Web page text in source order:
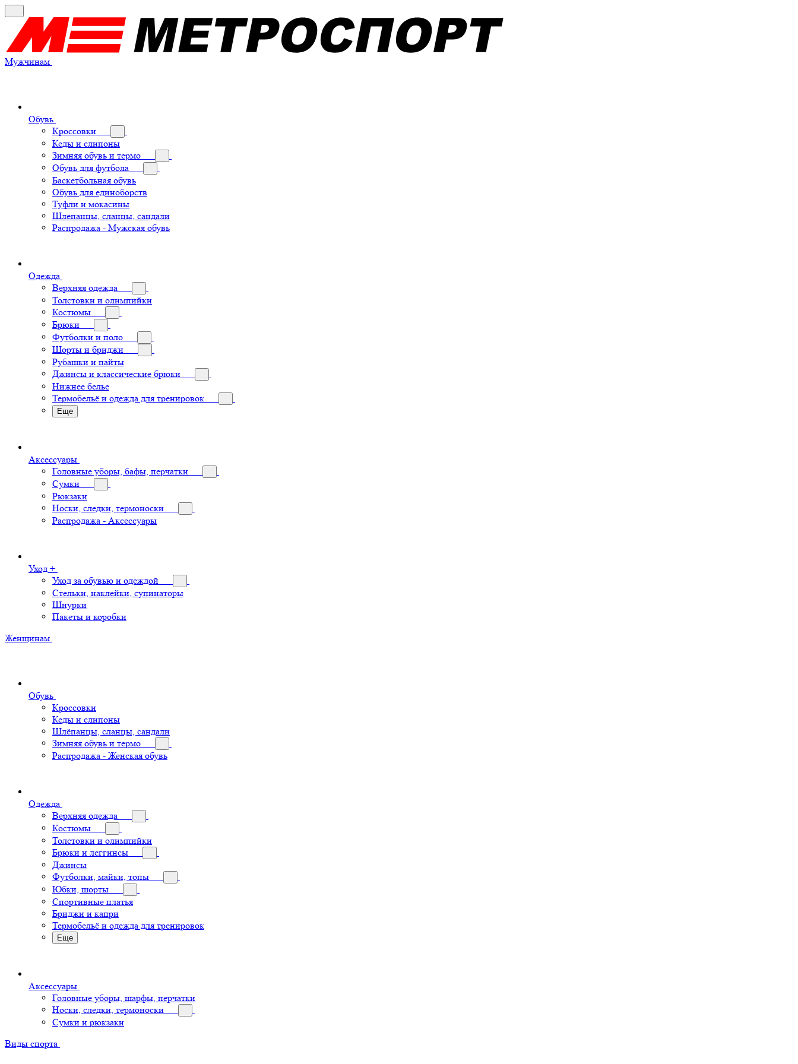
Мужчинам
Обувь
Кроссовки
Кеды и слипоны
Зимняя обувь и термо
Обувь для футбола
Баскетбольная обувь
Обувь для единоборств
Туфли и мокасины
Шлёпанцы, сланцы, сандали
Распродажа - Мужская обувь
Одежда
Верхняя одежда
Толстовки и олимпийки
Костюмы
Брюки
Футболки и поло
Шорты и бриджи
Рубашки и пайты
Джинсы и классические брюки
Нижнее белье
Термобельё и одежда для тренировок
Еще
Аксессуары
Головные уборы, бафы, перчатки
Сумки
Рюкзаки
Носки, следки, термоноски
Распродажа - Аксессуары
Уход +
Уход за обувью и одеждой
Стельки, наклейки, супинаторы
Шнурки
Пакеты и коробки
Женщинам
Обувь
Кроссовки
Кеды и слипоны
Шлёпанцы, сланцы, сандали
Зимняя обувь и термо
Распродажа - Женская обувь
Одежда
Верхняя одежда
Костюмы
Толстовки и олимпийки
Брюки и леггинсы
Джинсы
Футболки, майки, топы
Юбки, шорты
Спортивные платья
Бриджи и капри
Термобельё и одежда для тренировок
Еще
Аксессуары
Головные уборы, шарфы, перчатки
Носки, следки, термоноски
Сумки и рюкзаки
Виды спорта